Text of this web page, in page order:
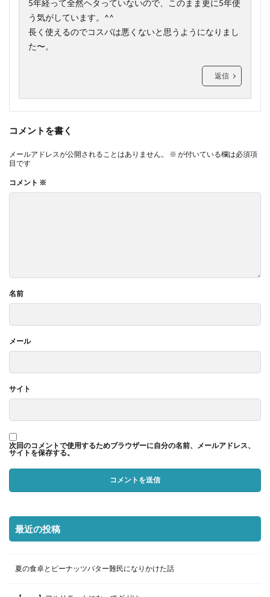
5年経って全然ヘタっていないので、このまま更に5年使
う気がしています。^^
長く使えるのでコスパは悪くないと思うようになりまし
た〜。
返信
コメントを書く
メールアドレスが公開されることはありません。 ※ が付いている欄は必須項
目です
コメント ※
名前
メール
サイト
次回のコメントで使用するためブラウザーに自分の名前、メールアドレス、
サイトを保存する。
最近の投稿
夏の食卓とピーナッツバター難民になりかけた話